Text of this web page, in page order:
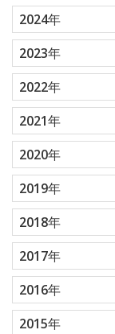
2024年
2023年
2022年
2021年
2020年
2019年
2018年
2017年
2016年
2015年